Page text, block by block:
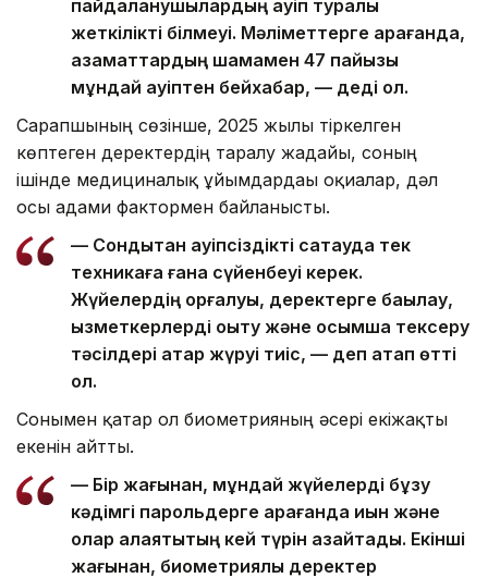
пайдаланушылардың қауіп туралы
жеткілікті білмеуі. Мәліметтерге қарағанда,
азаматтардың шамамен 47 пайызы
мұндай қауіптен бейхабар, — деді ол.
Сарапшының сөзінше, 2025 жылы тіркелген
көптеген деректердің таралу жағдайы, соның
ішінде медициналық ұйымдардағы оқиғалар, дәл
осы адами фактормен байланысты.
— Сондықтан қауіпсіздікті сақтауда тек
техникаға ғана сүйенбеуі керек.
Жүйелердің қорғалуы, деректерге бақылау,
қызметкерлерді оқыту және қосымша тексеру
тәсілдері қатар жүруі тиіс, — деп атап өтті
ол.
Сонымен қатар ол биометрияның әсері екіжақты
екенін айтты.
— Бір жағынан, мұндай жүйелерді бұзу
кәдімгі парольдерге қарағанда қиын және
олар алаяқтықтың кей түрін азайтады. Екінші
жағынан, биометриялық деректер